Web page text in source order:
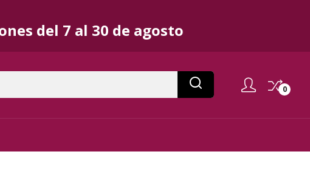
del 7 al 30 de agosto
0